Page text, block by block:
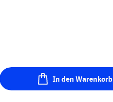
In den Warenkorb